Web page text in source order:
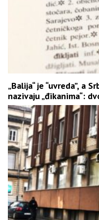
„Balija“ je “uvreda”, a
nazivaju „đikanima“: